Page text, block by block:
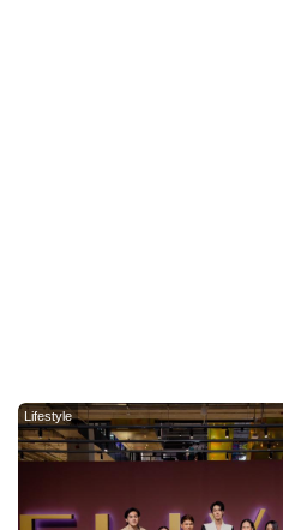
Lifestyle